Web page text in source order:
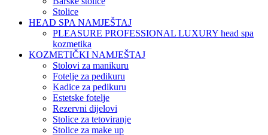
Stolice
HEAD SPA NAMJEŠTAJ
PLEASURE PROFESSIONAL LUXURY head spa
kozmetika
KOZMETIČKI NAMJEŠTAJ
Stolovi za manikuru
Fotelje za pedikuru
Kadice za pedikuru
Estetske fotelje
Rezervni dijelovi
Stolice za tetoviranje
Stolice za make up